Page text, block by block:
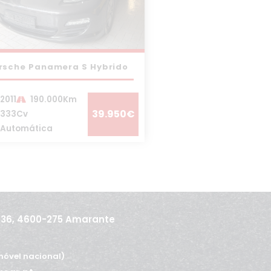
Panamera S Hybrido
2011
190.000Km
333Cv
Automática
39.950€
4600-275 Amarante
nacional)